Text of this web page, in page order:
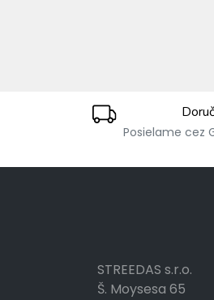
Posielame cez
STREEDAS s.r.o.
Š. Moysesa 65